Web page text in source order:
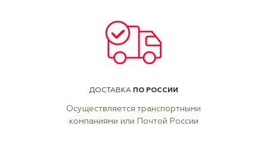
ДОСТАВКА ПО РОССИИ
Осуществляется транспортными
компаниями или Почтой России